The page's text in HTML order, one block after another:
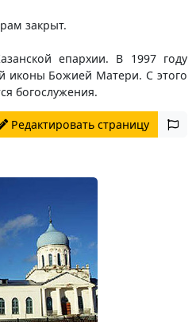
закрыт.
епархии. В 1997 году
иконы Божией Матери. С этого
богослужения.
Редактировать страницу